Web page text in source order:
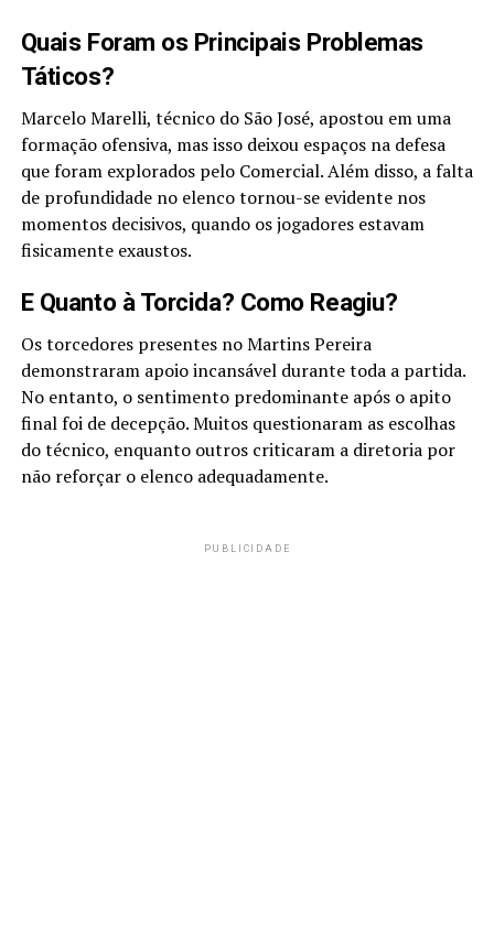
Quais Foram os Principais Problemas
Táticos?
Marcelo Marelli, técnico do São José, apostou em uma
formação ofensiva, mas isso deixou espaços na defesa
que foram explorados pelo Comercial. Além disso, a falta
de profundidade no elenco tornou-se evidente nos
momentos decisivos, quando os jogadores estavam
fisicamente exaustos.
E Quanto à Torcida? Como Reagiu?
Os torcedores presentes no Martins Pereira
demonstraram apoio incansável durante toda a partida.
No entanto, o sentimento predominante após o apito
final foi de decepção. Muitos questionaram as escolhas
do técnico, enquanto outros criticaram a diretoria por
não reforçar o elenco adequadamente.
PUBLICIDADE